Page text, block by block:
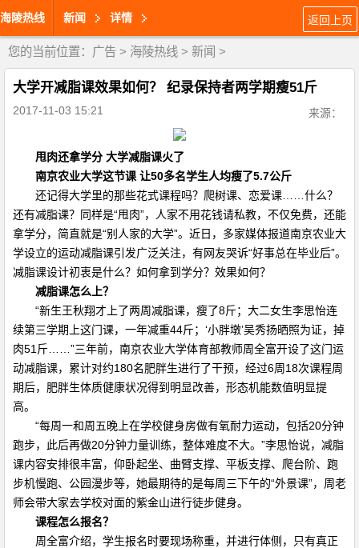
海陵热线 新闻 详情 返回上页
您的当前位置： 广告 > 海陵热线 > 新闻 >
大学开减脂课效果如何？ 纪录保持者两学期瘦51斤
2017-11-03 15:21 来源：
甩肉还拿学分 大学减脂课火了
南京农业大学这节课 让50多名学生人均瘦了5.7公斤
还记得大学里的那些花式课程吗？爬树课、恋爱课……什么？
还有减脂课？同样是“甩肉”，人家不用花钱请私教，不仅免费，还能
拿学分，简直就是“别人家的大学”。近日，多家媒体报道南京农业大
学设立的运动减脂课引发广泛关注，有网友哭诉“好事总在毕业后”。
减脂课设计初衷是什么？如何拿到学分？效果如何？
减脂课怎么上？
“新生王秋翔才上了两周减脂课，瘦了8斤；大二女生李思怡连
续第三学期上这门课，一年减重44斤；‘小胖墩’吴秀扬晒照为证，掉
肉51斤……”三年前，南京农业大学体育部教师周全富开设了这门运
动减脂课，累计对约180名肥胖生进行了干预，经过6周18次课程周
期后，肥胖生体质健康状况得到明显改善，形态机能数值明显提
高。
“每周一和周五晚上在学校健身房做有氧耐力运动，包括20分钟
跑步，此后再做20分钟力量训练，整体难度不大。”李思怡说，减脂
课内容安排很丰富，仰卧起坐、曲臂支撑、平板支撑、爬台阶、跑
步机慢跑、公园漫步等，她最期待的是每周三下午的“外景课”，周老
师会带大家去学校对面的紫金山进行徒步健身。
课程怎么报名？
周全富介绍，学生报名时要现场称重，并进行体侧，只有真正